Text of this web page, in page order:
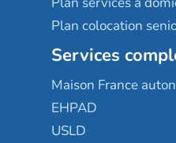
Plan colocation
Services
Maison France
EHPAD
USLD